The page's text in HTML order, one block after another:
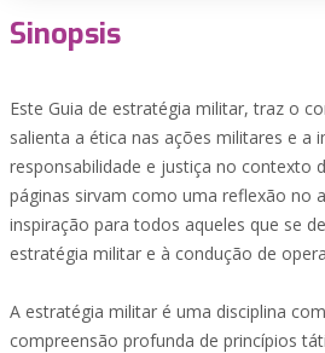
Sinopsis
Este Guia de estratégia militar, traz o
salienta a ética nas ações militares e a
responsabilidade e justiça no contexto
páginas sirvam como uma reflexão no
inspiração para todos aqueles que se
estratégia militar e à condução de
A estratégia militar é uma disciplina
compreensão profunda de princípios